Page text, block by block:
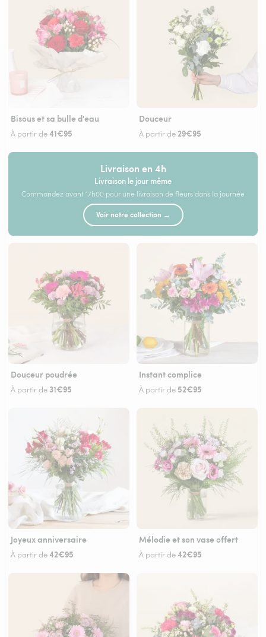
Bisous et sa bulle d'eau
À partir de41€95
Douceur
À partir de29€95
Livraison en 4h
Livraison le jour même
Commandez avant 17h00 pour une livraison de fleurs dans la journée
Voir notre collection →
Douceur poudrée
À partir de 31€95
Instant complice
À partir de 52€95
Joyeux anniversaire
À partir de42€95
Mélodie et son vase offert
À partir de42€95